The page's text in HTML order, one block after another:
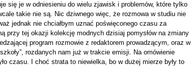
się je w odniesieniu do wielu zjawisk i problemów, które tylko
takie nie są. Nic dziwnego więc, że rozmowa w studiu nie
jednak nie chciałbym uznać poświęconego czasu za
przy tej okazji kolekcję modnych dzisiaj pomysłów na zmiany
program rozmowie z redaktorem prowadzącym, oraz w
rozdanych nam już w trakcie emisji. Na omówienie
czasu. I choć strata to niewielka, bo w dużej mierze były to